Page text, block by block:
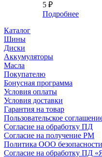
5 ₽
Подробнее
Каталог
Шины
Диски
Аккумуляторы
Масла
Покупателю
Бонусная программа
Условия оплаты
Условия доставки
Гарантия на товар
Пользовательское
Согласие на обработку ПД
Согласие на получение РМ
Политика ООО
Согласие на обработку ПД